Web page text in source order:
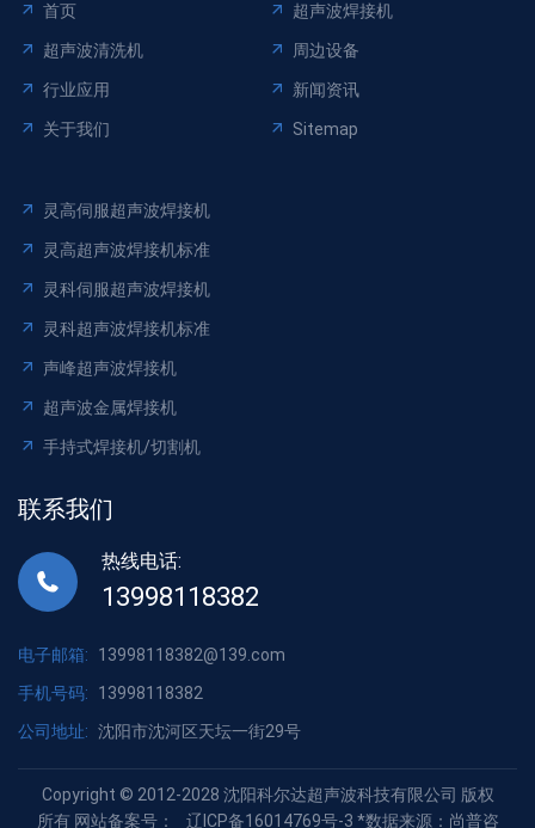
首页 超声波焊接机
超声波清洗机 周边设备
行业应用 新闻资讯
关于我们 Sitemap
灵高伺服超声波焊接机
灵高超声波焊接机标准
灵科伺服超声波焊接机
灵科超声波焊接机标准
声峰超声波焊接机
超声波金属焊接机
手持式焊接机/切割机
联系我们
热线电话:
13998118382
电子邮箱:
13998118382@139.com
手机号码:
13998118382
公司地址: 沈阳市沈河区天坛一街29号
Copyright © 2012-2028 沈阳科尔达超声波科技有限公司 版权
所有 网站备案号：
辽ICP备16014769号-3 *数据来源：尚普咨